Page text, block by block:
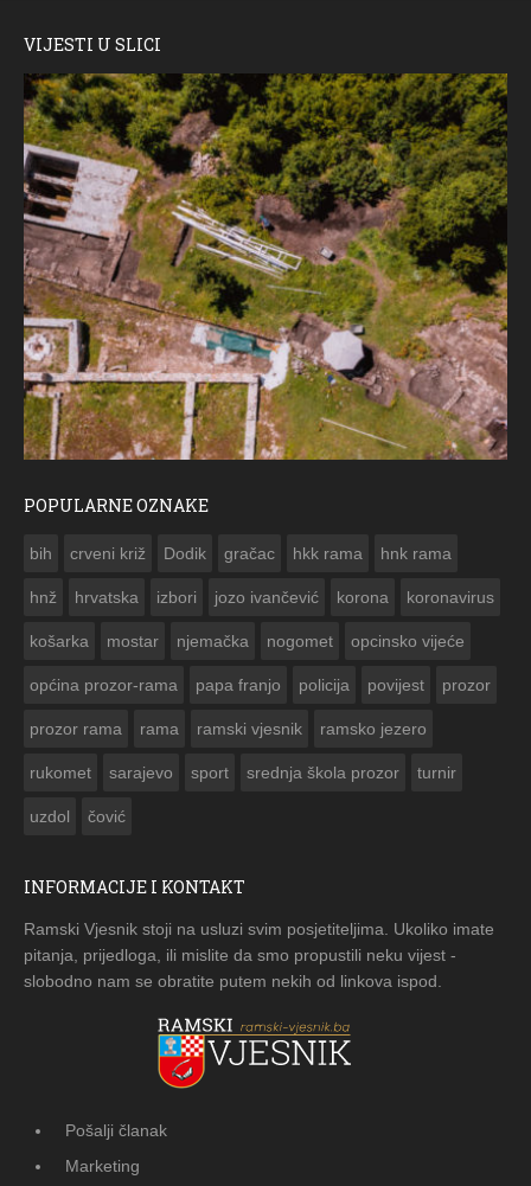
VIJESTI U SLICI
POPULARNE OZNAKE
bih crveni križ Dodik gračac hkk rama hnk rama
hnž hrvatska izbori jozo ivančević korona koronavirus
košarka mostar njemačka nogomet opcinsko vijeće
općina prozor-rama papa franjo policija povijest prozor
prozor rama rama ramski vjesnik ramsko jezero
rukomet sarajevo sport srednja škola prozor turnir
uzdol čović
INFORMACIJE I KONTAKT
Ramski Vjesnik stoji na usluzi svim posjetiteljima. Ukoliko imate
pitanja, prijedloga, ili mislite da smo propustili neku vijest -
slobodno nam se obratite putem nekih od linkova ispod.
Pošalji članak
Marketing